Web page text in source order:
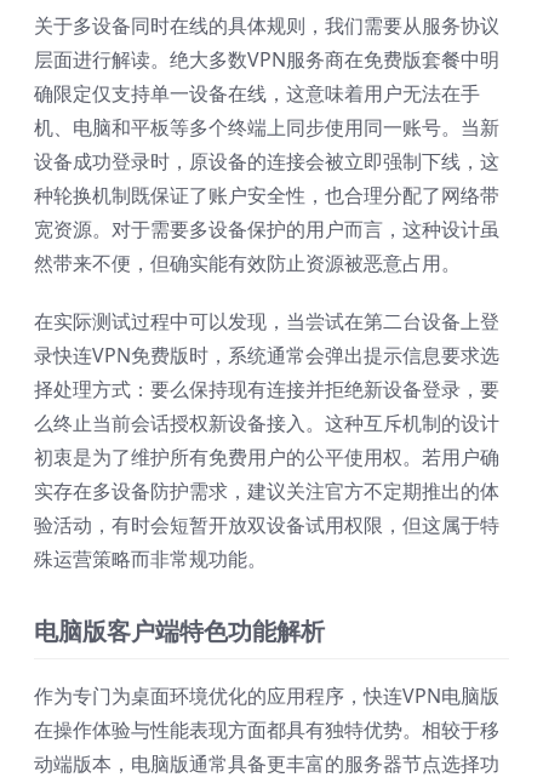
关于多设备同时在线的具体规则，我们需要从服务协议
层面进行解读。绝大多数VPN服务商在免费版套餐中明
确限定仅支持单一设备在线，这意味着用户无法在手
机、电脑和平板等多个终端上同步使用同一账号。当新
设备成功登录时，原设备的连接会被立即强制下线，这
种轮换机制既保证了账户安全性，也合理分配了网络带
宽资源。对于需要多设备保护的用户而言，这种设计虽
然带来不便，但确实能有效防止资源被恶意占用。
在实际测试过程中可以发现，当尝试在第二台设备上登
录快连VPN免费版时，系统通常会弹出提示信息要求选
择处理方式：要么保持现有连接并拒绝新设备登录，要
么终止当前会话授权新设备接入。这种互斥机制的设计
初衷是为了维护所有免费用户的公平使用权。若用户确
实存在多设备防护需求，建议关注官方不定期推出的体
验活动，有时会短暂开放双设备试用权限，但这属于特
殊运营策略而非常规功能。
电脑版客户端特色功能解析
作为专门为桌面环境优化的应用程序，快连VPN电脑版
在操作体验与性能表现方面都具有独特优势。相较于移
动端版本，电脑版通常具备更丰富的服务器节点选择功